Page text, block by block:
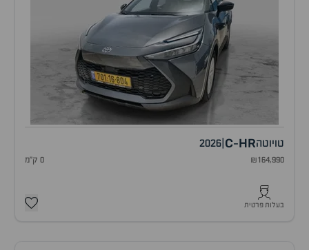
טויוטה C-HR
2026
₪164,990 0 ק"מ
בעלות פרטית